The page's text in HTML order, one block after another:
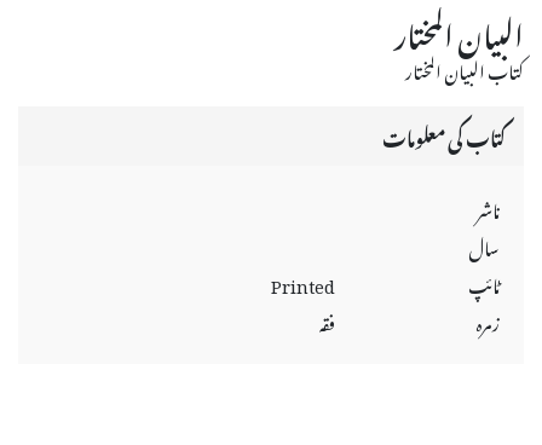
البيان المختار
كتاب البيان المختار
کتاب کی معلومات
ناشر
سال
ٹائپ
Printed
زمرہ
فقہ